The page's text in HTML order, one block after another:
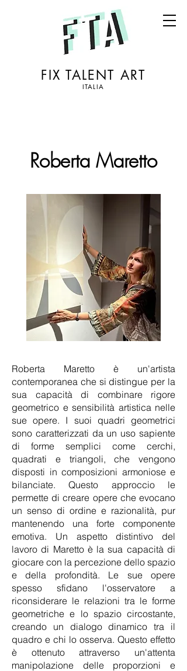
FIX TALENT ART
ITALIA
Roberta Maretto
Roberta Maretto è un'artista
contemporanea che si distingue per la
sua capacità di combinare rigore
geometrico e sensibilità artistica nelle
sue opere. I suoi quadri geometrici
sono caratterizzati da un uso sapiente
di forme semplici come cerchi,
quadrati e triangoli, che vengono
disposti in composizioni armoniose e
bilanciate. Questo approccio le
permette di creare opere che evocano
un senso di ordine e razionalità, pur
mantenendo una forte componente
emotiva. Un aspetto distintivo del
lavoro di Maretto è la sua capacità di
giocare con la percezione dello spazio
e della profondità. Le sue opere
spesso sfidano l'osservatore a
riconsiderare le relazioni tra le forme
geometriche e lo spazio circostante,
creando un dialogo dinamico tra il
quadro e chi lo osserva. Questo effetto
è ottenuto attraverso un'attenta
manipolazione delle proporzioni e